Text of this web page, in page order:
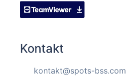
Kontakt
kontakt@spots-bss.com